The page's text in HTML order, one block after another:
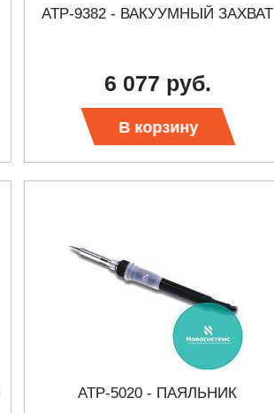
АТР-9382 - ВАКУУМНЫЙ ЗАХВАТ
6 077 руб.
В корзину
АТР-5020 - ПАЯЛЬНИК